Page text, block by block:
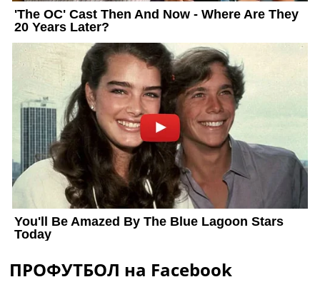
ПРОФУТБОЛ на Facebook